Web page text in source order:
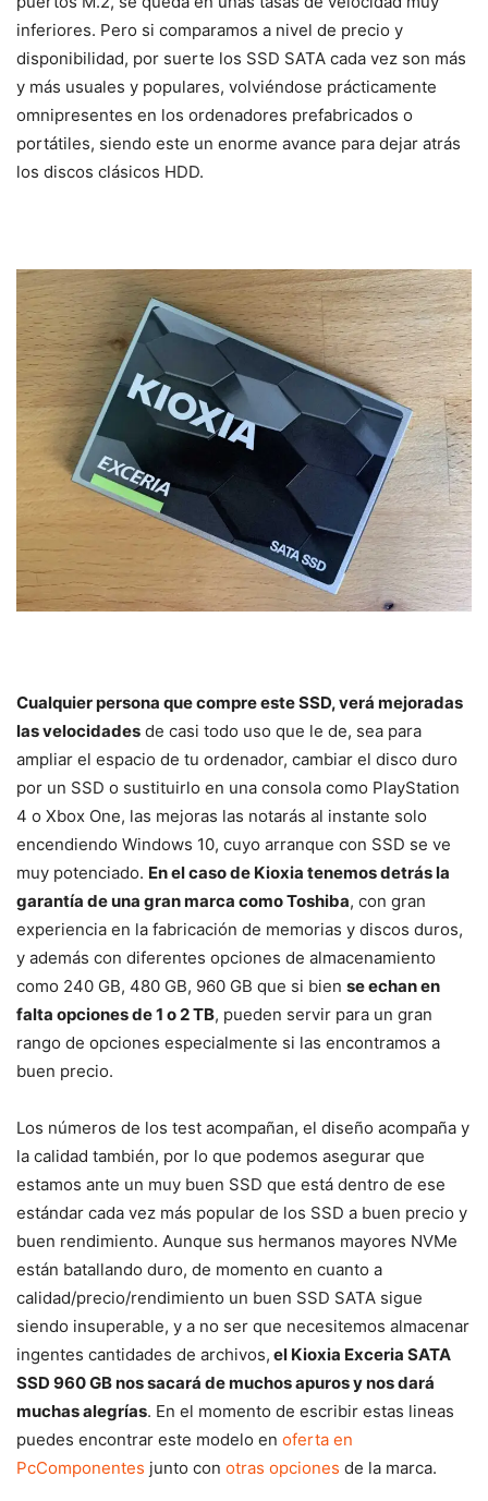
inferiores. Pero si comparamos a nivel de precio y
disponibilidad, por suerte los SSD SATA cada vez son más
y más usuales y populares, volviéndose prácticamente
omnipresentes en los ordenadores prefabricados o
portátiles, siendo este un enorme avance para dejar atrás
los discos clásicos HDD.
Cualquier persona que compre este SSD, verá mejoradas
las velocidades de casi todo uso que le de, sea para
ampliar el espacio de tu ordenador, cambiar el disco duro
por un SSD o sustituirlo en una consola como PlayStation
4 o Xbox One, las mejoras las notarás al instante solo
encendiendo Windows 10, cuyo arranque con SSD se ve
muy potenciado. En el caso de Kioxia tenemos detrás la
garantía de una gran marca como Toshiba, con gran
experiencia en la fabricación de memorias y discos duros,
y además con diferentes opciones de almacenamiento
como 240 GB, 480 GB, 960 GB que si bien se echan en
falta opciones de 1 o 2 TB, pueden servir para un gran
rango de opciones especialmente si las encontramos a
buen precio.
Los números de los test acompañan, el diseño acompaña y
la calidad también, por lo que podemos asegurar que
estamos ante un muy buen SSD que está dentro de ese
estándar cada vez más popular de los SSD a buen precio y
buen rendimiento. Aunque sus hermanos mayores NVMe
están batallando duro, de momento en cuanto a
calidad/precio/rendimiento un buen SSD SATA sigue
siendo insuperable, y a no ser que necesitemos almacenar
ingentes cantidades de archivos, el Kioxia Exceria SATA
SSD 960 GB nos sacará de muchos apuros y nos dará
muchas alegrías. En el momento de escribir estas lineas
puedes encontrar este modelo en oferta en
PcComponentes junto con otras opciones de la marca.